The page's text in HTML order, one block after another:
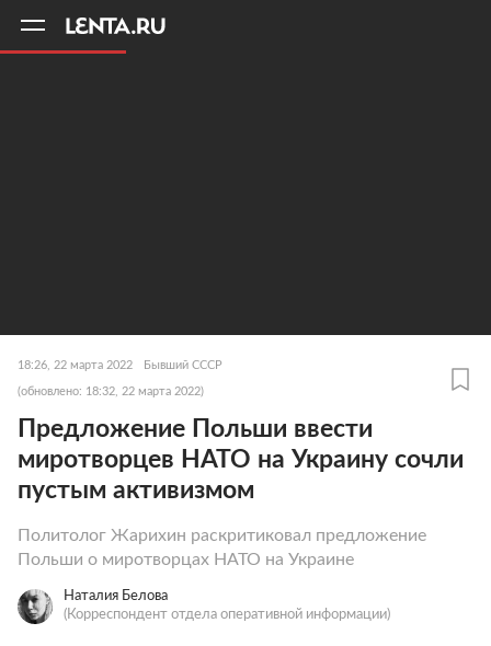
18:26, 22 марта 2022 Бывший СССР
(обновлено: 18:32, 22 марта 2022)
Предложение Польши ввести
миротворцев НАТО на Украину сочли
пустым активизмом
Политолог Жарихин раскритиковал предложение
Польши о миротворцах НАТО на Украине
Наталия Белова
(Корреспондент отдела оперативной информации)